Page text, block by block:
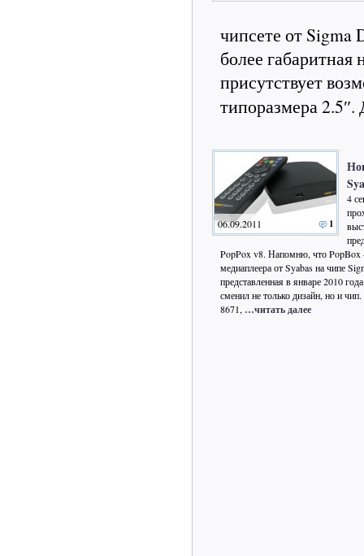
чипсете от Sigma
более габаритная
присутствует
типоразмера
06.09.2011 1
4
PopPox v8. Напомню, что PopBox
медиаплеера от Syabas на чипе
представленная в январе 2010
сменил не только дизайн, но и
8671, …читать далее